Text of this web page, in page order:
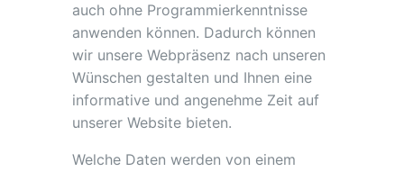
auch ohne Programmierkenntnisse
anwenden können. Dadurch können
wir unsere Webpräsenz nach unseren
Wünschen gestalten und Ihnen eine
informative und angenehme Zeit auf
unserer Website bieten.
Welche Daten werden von einem